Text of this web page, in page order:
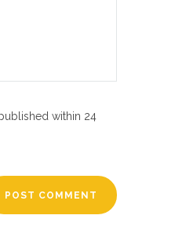
within 24